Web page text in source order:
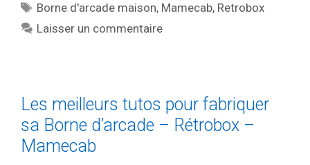
Étiquettes
Borne d'arcade maison, Mamecab, Retrobox
Laisser un commentaire
Les meilleurs tutos pour fabriquer
sa Borne d’arcade – Rétrobox –
Mamecab